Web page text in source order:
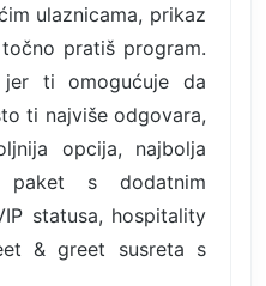
ulaznicama, prikaz
pratiš program.
ti omogućuje da
ti najviše odgovara,
opcija, najbolja
s dodatnim
statusa, hospitality
& greet susreta s